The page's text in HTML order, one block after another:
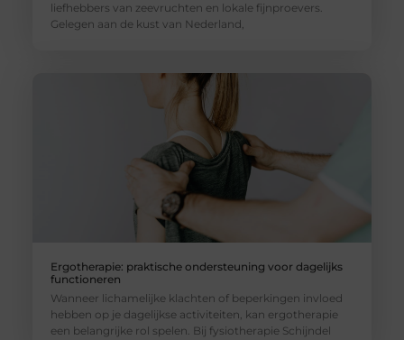
liefhebbers van zeevruchten en lokale fijnproevers.
Gelegen aan de kust van Nederland,
Ergotherapie: praktische ondersteuning voor dagelijks
functioneren
Wanneer lichamelijke klachten of beperkingen invloed
hebben op je dagelijkse activiteiten, kan ergotherapie
een belangrijke rol spelen. Bij fysiotherapie Schijndel